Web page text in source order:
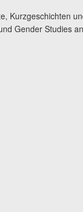
Kurzgeschichten
Gender Studies